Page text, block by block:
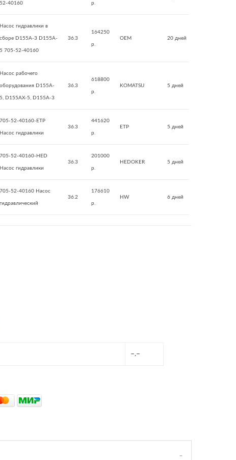
52-40160 р.
Насос гидравлики в
сборе D155A-3 D155A-
5 705-52-40160
36.3
164250
р.
OEM 20 дней
Насос рабочего
оборудования D155A-
5, D155AX-5, D155A-3
36.3
618800
р.
KOMATSU 5 дней
705-52-40160-ETP
Насос гидравлики
36.3
441620
р.
ETP 5 дней
705-52-40160-HED
Насос гидравлики
36.3
201000
р.
HEDOKER 5 дней
705-52-40160 Насос
гидравлический
36.2
176610
р.
HW 6 дней
–.–